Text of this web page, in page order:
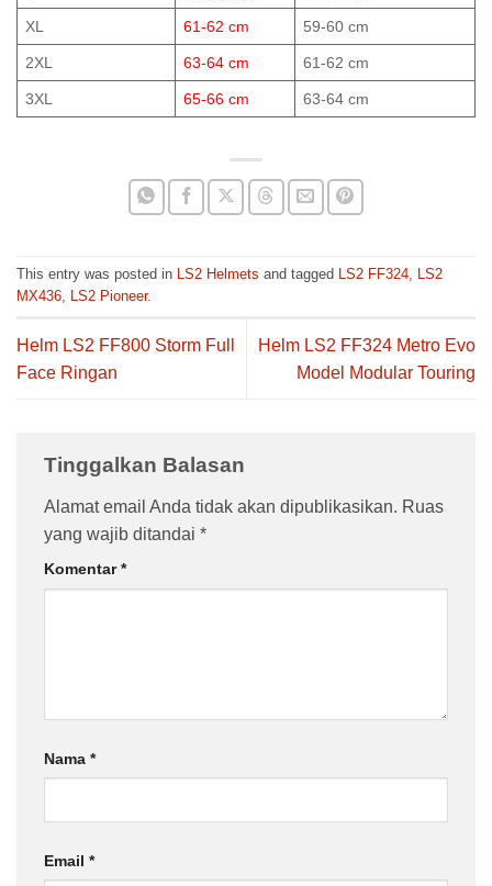
XL 61-62 cm 59-60 cm
2XL 63-64 cm 61-62 cm
3XL 65-66 cm 63-64 cm
This entry was posted in LS2 Helmets and tagged LS2 FF324, LS2
MX436, LS2 Pioneer.
Helm LS2 FF800 Storm Full
Face Ringan
Helm LS2 FF324 Metro Evo
Model Modular Touring
Tinggalkan Balasan
Alamat email Anda tidak akan dipublikasikan. Ruas
yang wajib ditandai *
Komentar*
Nama *
Email *